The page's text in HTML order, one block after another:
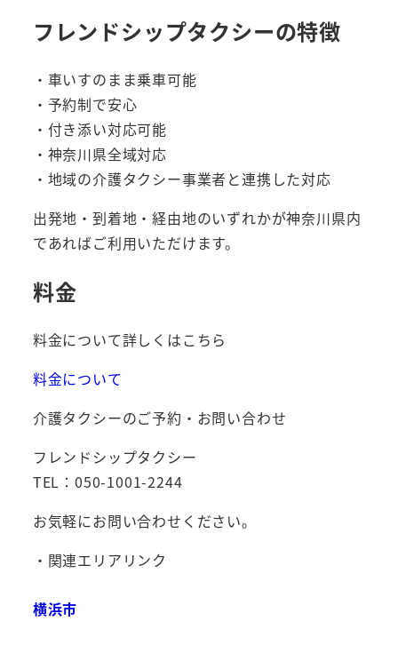
フレンドシップタクシーの特徴
・車いすのまま乗車可能
・予約制で安心
・付き添い対応可能
・神奈川県全域対応
・地域の介護タクシー事業者と連携した対応
出発地・到着地・経由地のいずれかが神奈川県内
であればご利用いただけます。
料金
料金について詳しくはこちら
料金について
介護タクシーのご予約・お問い合わせ
フレンドシップタクシー
TEL：050-1001-2244
お気軽にお問い合わせください。
・関連エリアリンク
横浜市